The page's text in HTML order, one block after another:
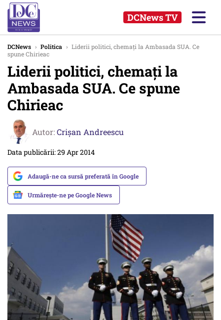
DCNews TV
DCNews › Politica › Liderii politici, chemați la Ambasada SUA. Ce
spune Chirieac
Liderii politici, chemați la
Ambasada SUA. Ce spune
Chirieac
Autor:Crişan Andreescu
Data publicării: 29 Apr 2014
Adaugă-ne ca sursă preferată în Google
Urmărește-ne pe Google News